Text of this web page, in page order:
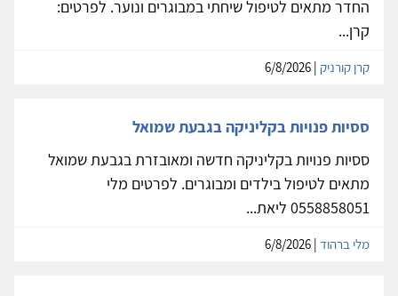
החדר מתאים לטיפול שיחתי במבוגרים ונוער. לפרטים:
קרן...
קרן קורניק
ססיות פנויות בקליניקה בגבעת שמואל
ססיות פנויות בקליניקה חדשה ומאובזרת בגבעת שמואל
מתאים לטיפול בילדים ומבוגרים. לפרטים מלי
0558858051 ליאת...
מלי ברהוד